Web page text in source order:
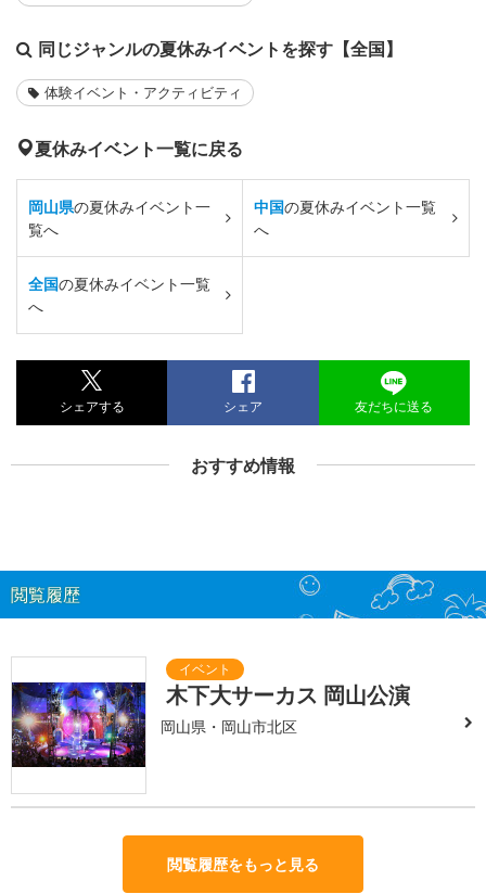
同じジャンルの夏休みイベントを探す【全国】
体験イベント・アクティビティ
夏休みイベント一覧に戻る
岡山県の夏休みイベント一
覧へ
中国の夏休みイベント一覧
へ
全国の夏休みイベント一覧
へ
シェアする シェア 友だちに送る
おすすめ情報
閲覧履歴
木下大サーカス 岡山公演
岡山県・岡山市北区
閲覧履歴をもっと見る